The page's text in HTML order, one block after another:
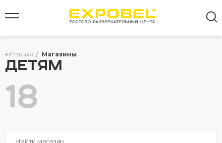
Главная Магазины
ДЕТЯМ
18